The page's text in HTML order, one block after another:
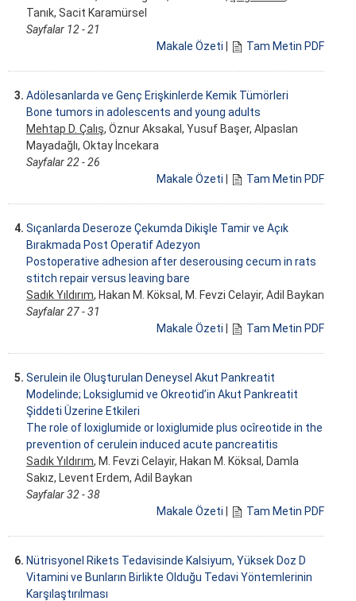
Tanık, Sacit Karamürsel
Sayfalar 12 - 21
Makale Özeti
Tam Metin PDF
3. Adölesanlarda ve Genç Erişkinlerde Kemik Tümörleri
Bone tumors in adolescents and young adults
Mehtap D. Çalış, Öznur Aksakal, Yusuf Başer, Alpaslan
Mayadağlı, Oktay İncekara
Sayfalar 22 - 26
Makale Özeti
Tam Metin PDF
4. Sıçanlarda Deseroze Çekumda Dikişle Tamir ve Açık
Bırakmada Post Operatif Adezyon
Postoperative adhesion after deserousing cecum in rats
stitch repair versus leaving bare
Sadık Yıldırım, Hakan M. Köksal, M. Fevzi Celayir, Adil Baykan
Sayfalar 27 - 31
Makale Özeti
Tam Metin PDF
5. Serulein ile Oluşturulan Deneysel Akut Pankreatit
Modelinde; Loksiglumid ve Okreotid’in Akut Pankreatit
Şiddeti Üzerine Etkileri
The role of loxiglumide or loxiglumide plus ocîreotide in the
prevention of cerulein induced acute pancreatitis
Sadık Yıldırım, M. Fevzi Celayir, Hakan M. Köksal, Damla
Sakız, Levent Erdem, Adil Baykan
Sayfalar 32 - 38
Makale Özeti
Tam Metin PDF
6. Nütrisyonel Rikets Tedavisinde Kalsiyum, Yüksek Doz D
Vitamini ve Bunların Birlikte Olduğu Tedavi Yöntemlerinin
Karşılaştırılması